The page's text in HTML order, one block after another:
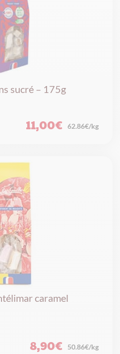
sucré – 175g
11,00€ 62.86€/kg
caramel
8,90€ 50.86€/kg